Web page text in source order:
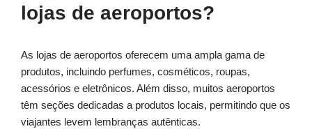
lojas de aeroportos?
As lojas de aeroportos oferecem uma ampla gama de
produtos, incluindo perfumes, cosméticos, roupas,
acessórios e eletrônicos. Além disso, muitos aeroportos
têm seções dedicadas a produtos locais, permitindo que os
viajantes levem lembranças autênticas.